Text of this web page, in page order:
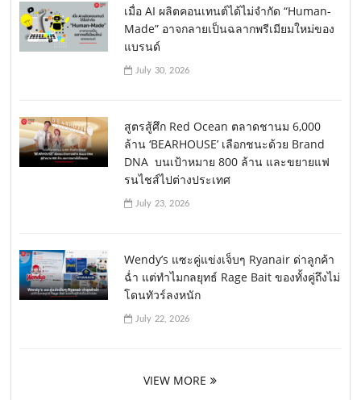
เมื่อ AI ผลิตคอนเทนต์ได้ไม่จำกัด “Human-
Made” อาจกลายเป็นฉลากพรีเมียมใหม่ของ
แบรนด์
July 30, 2026
สูตรสู้ศึก Red Ocean ตลาดชานม 6,000
ล้าน ‘BEARHOUSE’ เลือกชนะด้วย Brand
DNA บนเป้าหมาย 800 ล้าน และขยายแฟ
รนไชส์ไปต่างประเทศ
July 23, 2026
Wendy’s แซะคู่แข่งเจ็บๆ Ryanair ด่าลูกค้า
ฉ่ำ แต่ทำไมกลยุทธ์ Rage Bait ของทั้งคู่ถึงไม่
โดนทัวร์ลงหนัก
July 22, 2026
VIEW MORE